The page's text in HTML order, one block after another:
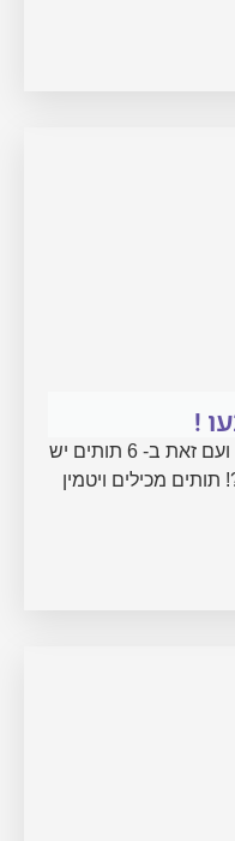
!
הידעתם?! תותים אומנם מתוקים ועם זאת ב- 6 תותים יש
תותים מכילים ויטמין